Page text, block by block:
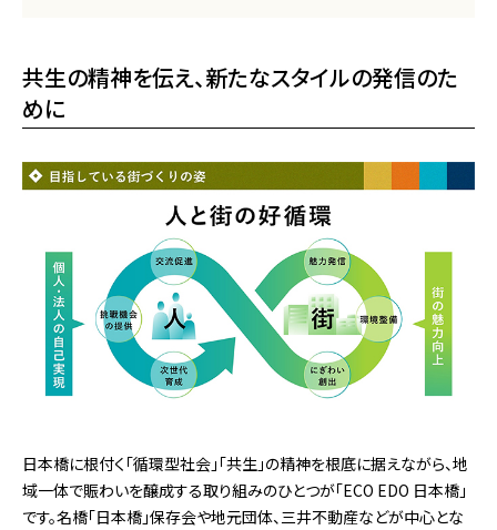
共生の精神を伝え、新たなスタイルの発信のた
めに
日本橋に根付く「循環型社会」「共生」の精神を根底に据えながら、地
域一体で賑わいを醸成する取り組みのひとつが「ECO EDO 日本橋」
です。名橋「日本橋」保存会や地元団体、三井不動産などが中心とな